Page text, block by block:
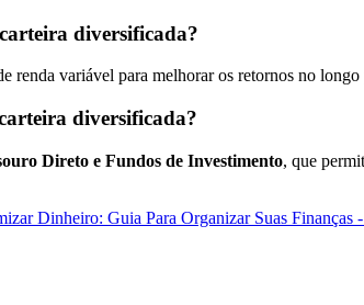
diversificada?
renda variável para melhorar os retornos no longo
diversificada?
Direto e Fundos de Investimento, que
Dinheiro: Guia Para Organizar Suas Finanças